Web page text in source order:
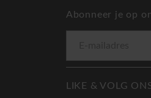
Abonneer je op
LIKE & VOLG